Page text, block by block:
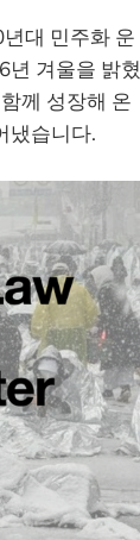
대 민주화 운
년 겨울을 밝혔
께 성장해 온
냈습니다.